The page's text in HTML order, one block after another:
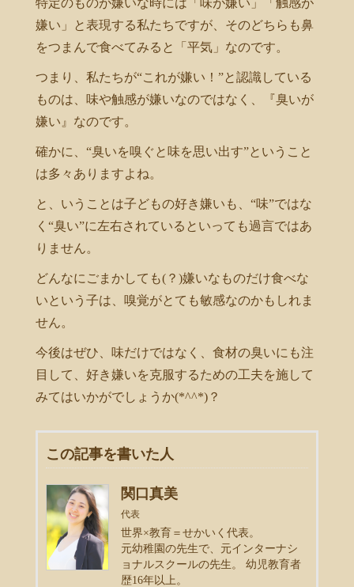
特定のものが嫌いな時には「味が嫌い」「触感が
嫌い」と表現する私たちですが、そのどちらも鼻
をつまんで食べてみると「平気」なのです。
つまり、私たちが“これが嫌い！”と認識している
ものは、味や触感が嫌いなのではなく、『臭いが
嫌い』なのです。
確かに、“臭いを嗅ぐと味を思い出す”ということ
は多々ありますよね。
と、いうことは子どもの好き嫌いも、“味”ではな
く“臭い”に左右されているといっても過言ではあ
りません。
どんなにごまかしても(？)嫌いなものだけ食べな
いという子は、嗅覚がとても敏感なのかもしれま
せん。
今後はぜひ、味だけではなく、食材の臭いにも注
目して、好き嫌いを克服するための工夫を施して
みてはいかがでしょうか(*^^*)？
この記事を書いた人
関口真美
代表
世界×教育＝せかいく代表。
元幼稚園の先生で、元インターナシ
ョナルスクールの先生。 幼児教育者
歴16年以上。